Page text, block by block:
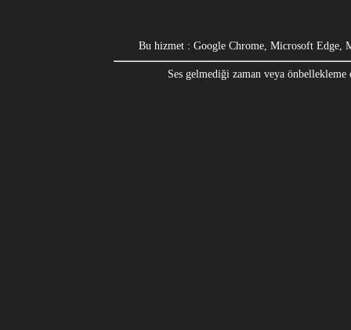
Bu hizmet : Google Chrome, Microsoft Edge,
Ses gelmediği zaman veya